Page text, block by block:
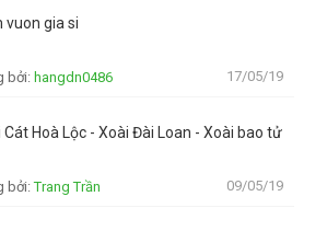
vuon gia si
bởi: hangdn0486 17/05/19
Cát Hoà Lộc - Xoài Đài Loan - Xoài bao tử
bởi:Trang Trần 09/05/19